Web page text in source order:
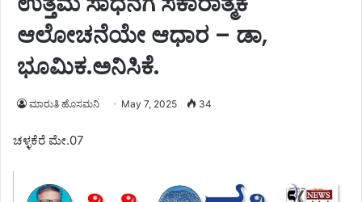
ಆಲೋಚನೆಯೇ ಆಧಾರ – ಡಾ,
ಭೂಮಿಕ.ಅನಿಸಿಕೆ.
ಮಾರುತಿ ಹೊಸಮನಿ May 7, 2025 34
ಚಳ್ಳಕೆರೆ ಮೇ.07